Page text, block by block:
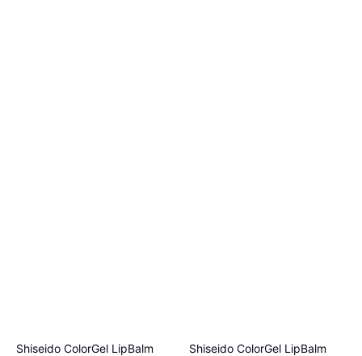
Shiseido ColorGel LipBalm
Shiseido ColorGel LipBalm